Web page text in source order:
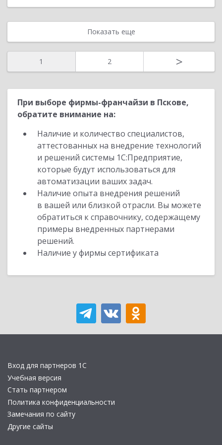
Показать еще
1 2 >
При выборе фирмы-франчайзи в Пскове,
обратите внимание на:
Наличие и количество специалистов,
аттестованных на внедрение технологий
и решений системы 1С:Предприятие,
которые будут использоваться для
автоматизации ваших задач.
Наличие опыта внедрения решений
в вашей или близкой отрасли. Вы можете
обратиться к справочнику, содержащему
примеры внедренных партнерами
решений.
Наличие у фирмы сертификата
Вход для партнеров 1С
Учебная версия
Стать партнером
Политика конфиденциальности
Замечания по сайту
Другие сайты